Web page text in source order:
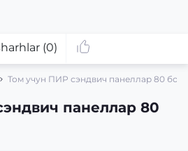
Том учун ПИР сэндвич панеллар 80
панеллар 80
(0)